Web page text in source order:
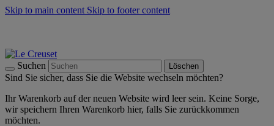
Skip to main content Skip to footer content
Suchen Löschen
Sind Sie sicher, dass Sie die Website wechseln möchten?
Ihr Warenkorb auf der neuen Website wird leer sein. Keine Sorge,
wir speichern Ihren Warenkorb hier, falls Sie zurückkommen
möchten.